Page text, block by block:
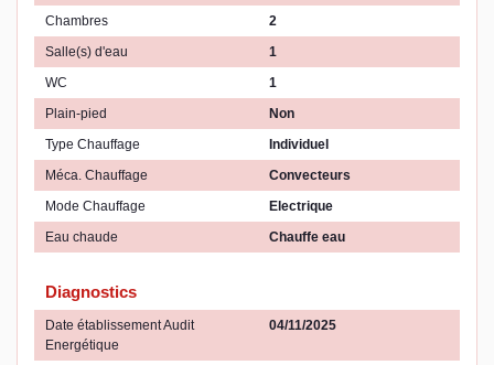
Chambres
2
Salle(s) d'eau
1
WC
1
Plain-pied
Non
Type Chauffage
Individuel
Méca. Chauffage
Convecteurs
Mode Chauffage
Electrique
Eau chaude
Chauffe eau
Diagnostics
Date établissement Audit
Energétique
04/11/2025